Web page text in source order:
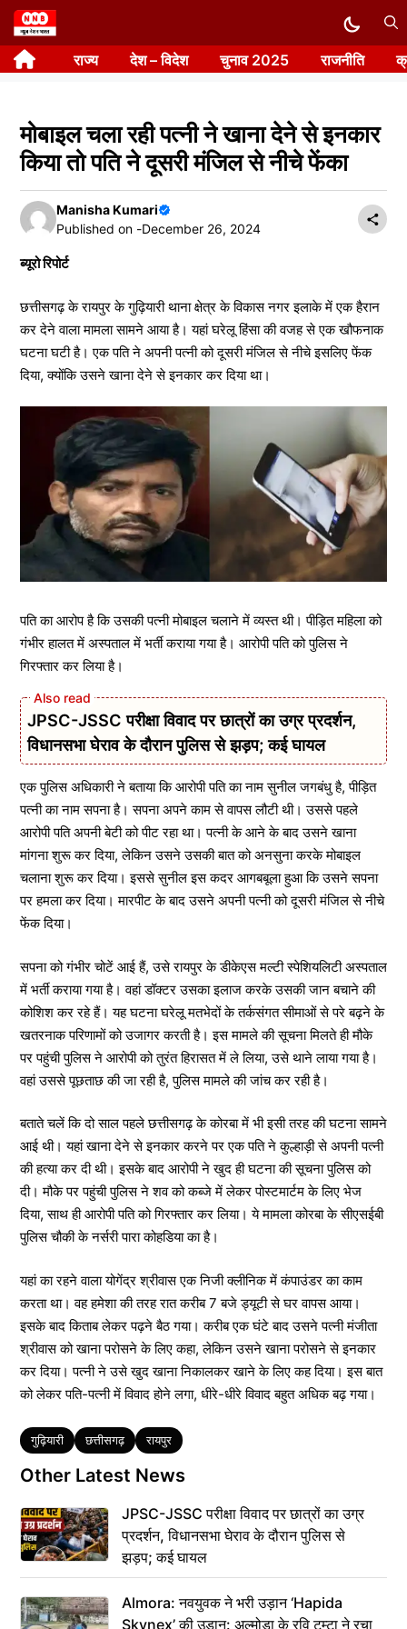
Skip
to
content राज्य देश – विदेश चुनाव 2025 राजनीति
मोबाइल चला रही पत्नी ने खाना देने से इनकार
किया तो पति ने दूसरी मंजिल से नीचे फेंका
Manisha Kumari
Published on -December 26, 2024
ब्यूरो रिपोर्ट
छत्तीसगढ़ के रायपुर के गुढ़ियारी थाना क्षेत्र के विकास नगर इलाके में एक हैरान
कर देने वाला मामला सामने आया है। यहां घरेलू हिंसा की वजह से एक खौफनाक
घटना घटी है। एक पति ने अपनी पत्नी को दूसरी मंजिल से नीचे इसलिए फेंक
दिया, क्योंकि उसने खाना देने से इनकार कर दिया था।
पति का आरोप है कि उसकी पत्नी मोबाइल चलाने में व्यस्त थी। पीड़ित महिला को
गंभीर हालत में अस्पताल में भर्ती कराया गया है। आरोपी पति को पुलिस ने
गिरफ्तार कर लिया है।
JPSC-JSSC परीक्षा विवाद पर छात्रों का उग्र प्रदर्शन,
विधानसभा घेराव के दौरान पुलिस से झड़प; कई घायल
एक पुलिस अधिकारी ने बताया कि आरोपी पति का नाम सुनील जगबंधु है, पीड़ित
पत्नी का नाम सपना है। सपना अपने काम से वापस लौटी थी। उससे पहले
आरोपी पति अपनी बेटी को पीट रहा था। पत्नी के आने के बाद उसने खाना
मांगना शुरू कर दिया, लेकिन उसने उसकी बात को अनसुना करके मोबाइल
चलाना शुरू कर दिया। इससे सुनील इस कदर आगबबूला हुआ कि उसने सपना
पर हमला कर दिया। मारपीट के बाद उसने अपनी पत्नी को दूसरी मंजिल से नीचे
फेंक दिया।
सपना को गंभीर चोटें आई हैं, उसे रायपुर के डीकेएस मल्टी स्पेशियलिटी अस्पताल
में भर्ती कराया गया है। वहां डॉक्टर उसका इलाज करके उसकी जान बचाने की
कोशिश कर रहे हैं। यह घटना घरेलू मतभेदों के तर्कसंगत सीमाओं से परे बढ़ने के
खतरनाक परिणामों को उजागर करती है। इस मामले की सूचना मिलते ही मौके
पर पहुंची पुलिस ने आरोपी को तुरंत हिरासत में ले लिया, उसे थाने लाया गया है।
वहां उससे पूछताछ की जा रही है, पुलिस मामले की जांच कर रही है।
बताते चलें कि दो साल पहले छत्तीसगढ़ के कोरबा में भी इसी तरह की घटना सामने
आई थी। यहां खाना देने से इनकार करने पर एक पति ने कुल्हाड़ी से अपनी पत्नी
की हत्या कर दी थी। इसके बाद आरोपी ने खुद ही घटना की सूचना पुलिस को
दी। मौके पर पहुंची पुलिस ने शव को कब्जे में लेकर पोस्टमार्टम के लिए भेज
दिया, साथ ही आरोपी पति को गिरफ्तार कर लिया। ये मामला कोरबा के सीएसईबी
पुलिस चौकी के नर्सरी पारा कोहडिया का है।
यहां का रहने वाला योगेंद्र श्रीवास एक निजी क्लीनिक में कंपाउंडर का काम
करता था। वह हमेशा की तरह रात करीब 7 बजे ड्यूटी से घर वापस आया।
इसके बाद किताब लेकर पढ़ने बैठ गया। करीब एक घंटे बाद उसने पत्नी मंजीता
श्रीवास को खाना परोसने के लिए कहा, लेकिन उसने खाना परोसने से इनकार
कर दिया। पत्नी ने उसे खुद खाना निकालकर खाने के लिए कह दिया। इस बात
को लेकर पति-पत्नी में विवाद होने लगा, धीरे-धीरे विवाद बहुत अधिक बढ़ गया।
Tags
गुढ़ियारी छत्तीसगढ़ रायपुर
Other Latest News
JPSC-JSSC परीक्षा विवाद पर छात्रों का उग्र
प्रदर्शन, विधानसभा घेराव के दौरान पुलिस से
झड़प; कई घायल
Almora: नवयुवक ने भरी उड़ान ‘Hapida
Skynex’ की उड़ान: अल्मोड़ा के रवि टम्टा ने रचा